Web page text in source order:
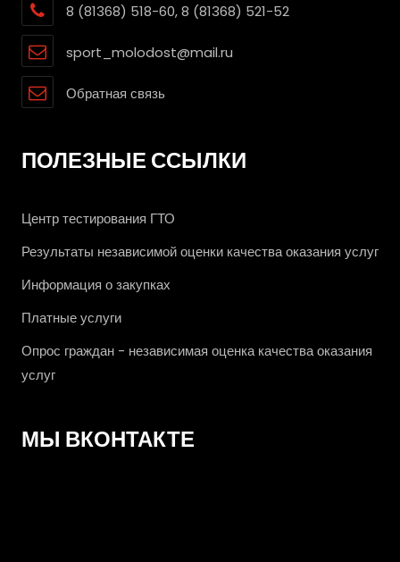
8 (81368) 518-60, 8 (81368) 521-52
sport_molodost@mail.ru
Обратная связь
ПОЛЕЗНЫЕ ССЫЛКИ
Центр тестирования ГТО
Результаты независимой оценки качества оказания услуг
Информация о закупках
Платные услуги
Опрос граждан - независимая оценка качества оказания
услуг
МЫ ВКОНТАКТЕ